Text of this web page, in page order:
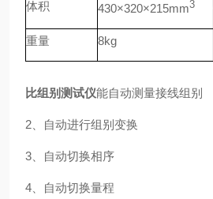
体积 430×320×215mm3
重量 8kg
比组别测试仪能自动测量接线组别
2、自动进行组别变换
3、自动切换相序
4、自动切换量程